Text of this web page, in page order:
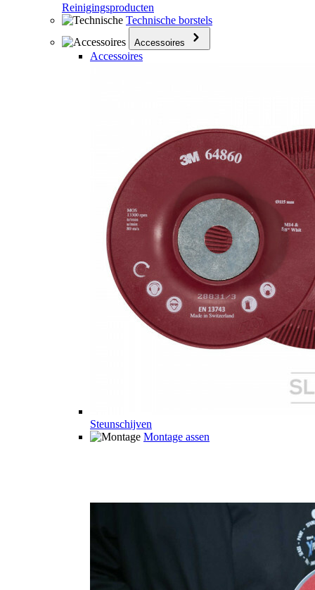
Reinigingsproducten
Technische borstels
Accessoires
Accessoires
Steunschijven
Montage assen